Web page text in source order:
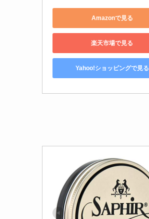
Amazonで見る
楽天市場で見る
Yahoo!ショッピングで見る